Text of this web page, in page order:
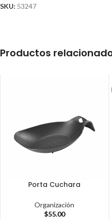
SKU: 53247
Productos
Porta Cuchara
Organización
$55.00